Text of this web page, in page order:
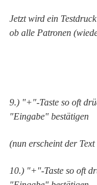
Jetzt wird ein
ob alle Patronen
9.) "+"-Taste so oft
"Eingabe" bestätigen
(nun erscheint der
10.) "+"-Taste so oft